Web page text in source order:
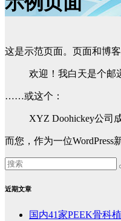
这是示范页面。页面和博
欢迎！我白天是个邮
……或这个：
XYZ Doohickey公司
而您，作为一位WordPress
近期文章
国内41家PEEK骨科